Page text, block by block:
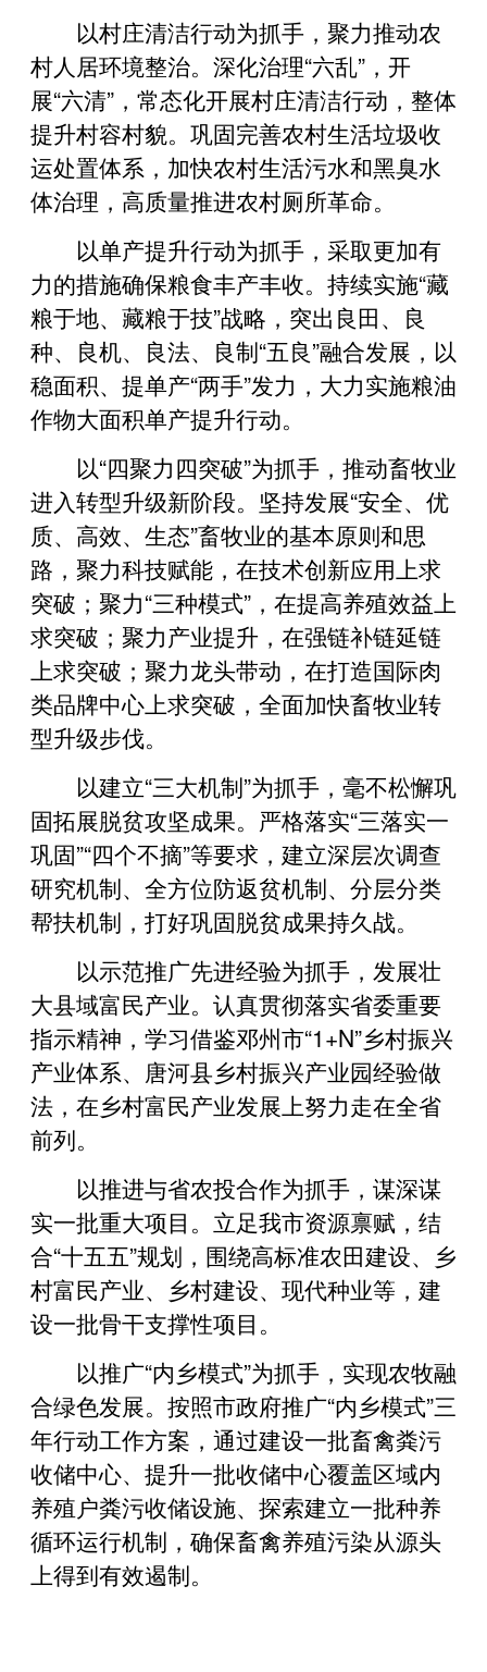
以村庄清洁行动为抓手，聚力推动农
村人居环境整治。深化治理“六乱”，开
展“六清”，常态化开展村庄清洁行动，整体
提升村容村貌。巩固完善农村生活垃圾收
运处置体系，加快农村生活污水和黑臭水
体治理，高质量推进农村厕所革命。
以单产提升行动为抓手，采取更加有
力的措施确保粮食丰产丰收。持续实施“藏
粮于地、藏粮于技”战略，突出良田、良
种、良机、良法、良制“五良”融合发展，以
稳面积、提单产“两手”发力，大力实施粮油
作物大面积单产提升行动。
以“四聚力四突破”为抓手，推动畜牧业
进入转型升级新阶段。坚持发展“安全、优
质、高效、生态”畜牧业的基本原则和思
路，聚力科技赋能，在技术创新应用上求
突破；聚力“三种模式”，在提高养殖效益上
求突破；聚力产业提升，在强链补链延链
上求突破；聚力龙头带动，在打造国际肉
类品牌中心上求突破，全面加快畜牧业转
型升级步伐。
以建立“三大机制”为抓手，毫不松懈巩
固拓展脱贫攻坚成果。严格落实“三落实一
巩固”“四个不摘”等要求，建立深层次调查
研究机制、全方位防返贫机制、分层分类
帮扶机制，打好巩固脱贫成果持久战。
以示范推广先进经验为抓手，发展壮
大县域富民产业。认真贯彻落实省委重要
指示精神，学习借鉴邓州市“1+N”乡村振兴
产业体系、唐河县乡村振兴产业园经验做
法，在乡村富民产业发展上努力走在全省
前列。
以推进与省农投合作为抓手，谋深谋
实一批重大项目。立足我市资源禀赋，结
合“十五五”规划，围绕高标准农田建设、乡
村富民产业、乡村建设、现代种业等，建
设一批骨干支撑性项目。
以推广“内乡模式”为抓手，实现农牧融
合绿色发展。按照市政府推广“内乡模式”三
年行动工作方案，通过建设一批畜禽粪污
收储中心、提升一批收储中心覆盖区域内
养殖户粪污收储设施、探索建立一批种养
循环运行机制，确保畜禽养殖污染从源头
上得到有效遏制。